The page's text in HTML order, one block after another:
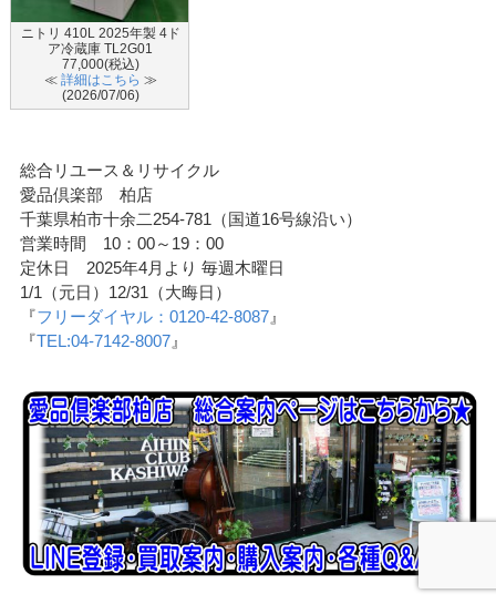
ニトリ 410L 2025年製 4ド
ア冷蔵庫 TL2G01
77,000(税込)
≪ 詳細はこちら ≫
(2026/07/06)
総合リユース＆リサイクル
愛品倶楽部 柏店
千葉県柏市十余二254-781（国道16号線沿い）
営業時間 10：00～19：00
定休日 2025年4月より 毎週木曜日
1/1（元日）12/31（大晦日）
『フリーダイヤル：0120-42-8087 』
『TEL:04-7142-8007 』